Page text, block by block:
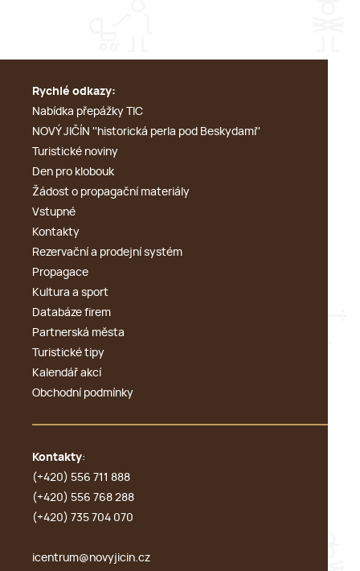
Rychlé odkazy:
Nabídka přepážky TIC
NOVÝ JIČÍN ''historická perla pod Beskydami''
Turistické noviny
Den pro klobouk
Žádost o propagační materiály
Vstupné
Kontakty
Rezervační a prodejní systém
Propagace
Kultura a sport
Databáze firem
Partnerská města
Turistické tipy
Kalendář akcí
Obchodní podmínky
Kontakty:
(+420) 556 711 888
(+420) 556 768 288
(+420) 735 704 070
icentrum@novyjicin.cz